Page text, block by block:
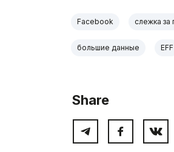
Facebook слежка за
большие данные EFF
Share